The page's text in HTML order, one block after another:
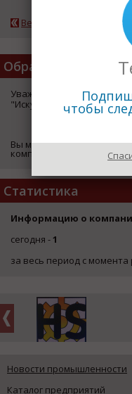
Вернуться к каталогу
Обратная Связь
Уважаемый посетитель
"Искусство камня"",
Вы можете оставить
компании "руппа
Статистика
Информацию о
сегодня -1
за весь период с момента
Новости промышленности
Каталог предприятий
чтобы